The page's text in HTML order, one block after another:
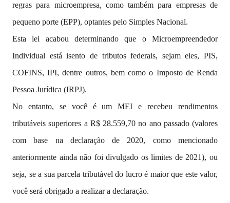
regras para microempresa, como também para empresas de
pequeno porte (EPP), optantes pelo Simples Nacional.
Esta lei acabou determinando que o Microempreendedor
Individual está isento de tributos federais, sejam eles, PIS,
COFINS, IPI, dentre outros, bem como o Imposto de Renda
Pessoa Jurídica (IRPJ).
No entanto, se você é um MEI e recebeu rendimentos
tributáveis superiores a R$ 28.559,70 no ano passado (valores
com base na declaração de 2020, como mencionado
anteriormente ainda não foi divulgado os limites de 2021), ou
seja, se a sua parcela tributável do lucro é maior que este valor,
você será obrigado a realizar a declaração.